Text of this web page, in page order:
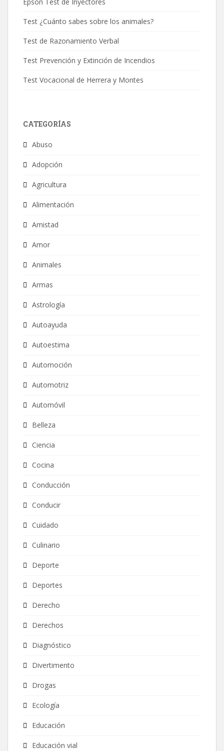
Test ¿Cuánto sabes sobre los animales?
Test de Razonamiento Verbal
Test Prevención y Extinción de Incendios
Test Vocacional de Herrera y Montes
CATEGORÍAS
Abuso
Adopción
Agricultura
Alimentación
Amistad
Amor
Animales
Armas
Astrología
Autoayuda
Autoestima
Automoción
Automotriz
Automóvil
Belleza
Ciencia
Cocina
Conducción
Conducir
Cuidado
Culinario
Deporte
Deportes
Derecho
Derechos
Diagnóstico
Divertimento
Drogas
Ecología
Educación
Educación vial